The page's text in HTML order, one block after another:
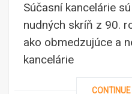
Súčasní kancelárie
nudných skríň z 90.
ako obmedzujúce a
kancelárie
CONTINUE